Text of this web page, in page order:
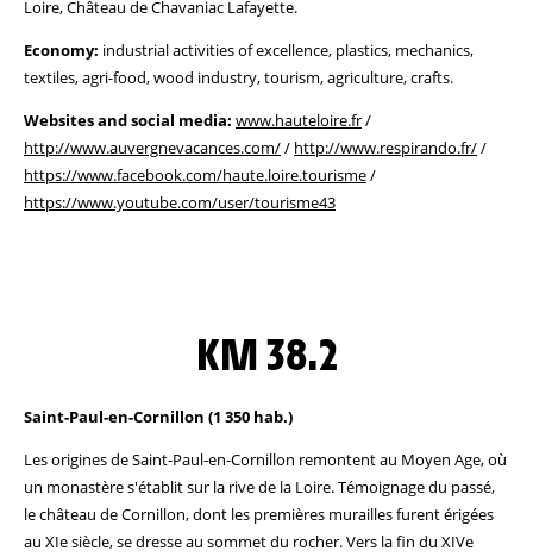
Loire, Château de Chavaniac Lafayette.
Economy: industrial activities of excellence, plastics, mechanics,
textiles, agri-food, wood industry, tourism, agriculture, crafts.
Websites and social media: www.hauteloire.fr/
http://www.auvergnevacances.com// http://www.respirando.fr//
https://www.facebook.com/haute.loire.tourisme/
https://www.youtube.com/user/tourisme43
KM 38.2
Saint-Paul-en-Cornillon (1 350 hab.)
Les origines de Saint-Paul-en-Cornillon remontent au Moyen Age, où
un monastère s'établit sur la rive de la Loire. Témoignage du passé,
le château de Cornillon, dont les premières murailles furent érigées
au XIe siècle, se dresse au sommet du rocher. Vers la fin du XIVe